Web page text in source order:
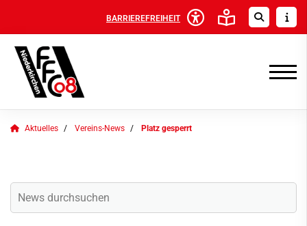
BARRIEREFREIHEIT
Aktuelles Vereins-News Platz gesperrt